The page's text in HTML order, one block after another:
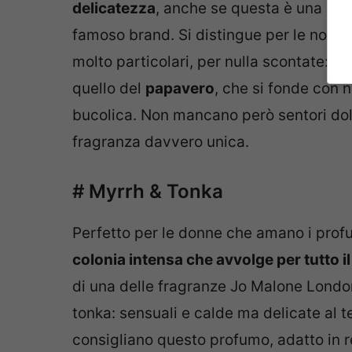
delicatezza, anche se questa è una
famoso brand. Si distingue per le note
molto particolari, per nulla scontate: il
quello del papavero, che si fonde con
bucolica. Non mancano però sentori
fragranza davvero unica.
# Myrrh & Tonka
Perfetto per le donne che amano i
colonia intensa che avvolge per tutto
di una delle fragranze Jo Malone
tonka: sensuali e calde ma delicate al
consigliano questo profumo, adatto in